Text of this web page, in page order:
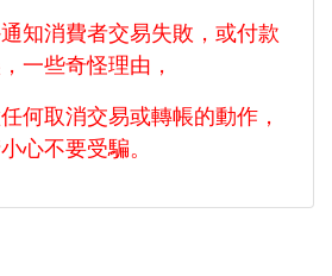
知消費者交易失敗，或付款
一些奇怪理由，
何取消交易或轉帳的動作，
心不要受騙。